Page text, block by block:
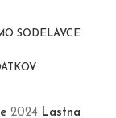
SODELAVCE
2024 Lastna